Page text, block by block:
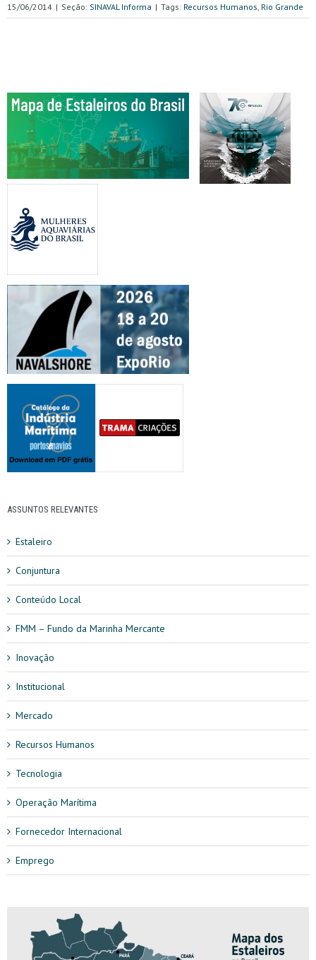
15/06/2014 | Seção: SINAVAL Informa | Tags: Recursos Humanos Rio Grande
ASSUNTOS RELEVANTES
Estaleiro
Conjuntura
Conteúdo Local
FMM – Fundo da Marinha Mercante
Inovação
Institucional
Mercado
Recursos Humanos
Tecnologia
Operação Marítima
Fornecedor Internacional
Emprego